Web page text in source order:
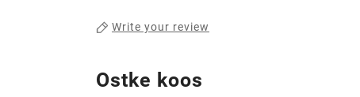
Write your review
Ostke koos